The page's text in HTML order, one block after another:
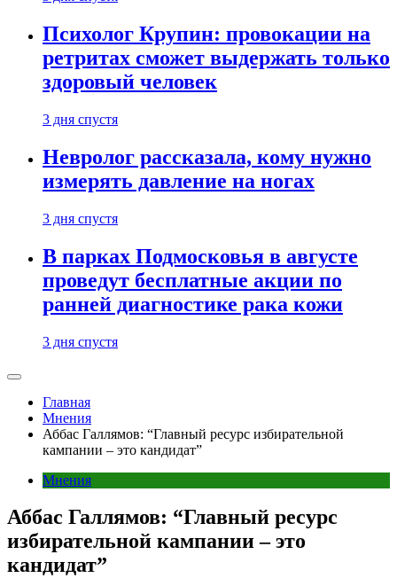
Психолог Крупин: провокации на
ретритах сможет выдержать только
здоровый человек
3 дня спустя
Невролог рассказала, кому нужно
измерять давление на ногах
3 дня спустя
В парках Подмосковья в августе
проведут бесплатные акции по
ранней диагностике рака кожи
3 дня спустя
Главная
Мнения
Аббас Галлямов: “Главный ресурс избирательной
кампании – это кандидат”
Мнения
Аббас Галлямов: “Главный ресурс
избирательной кампании – это
кандидат”